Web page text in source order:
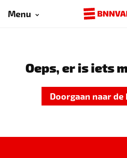
Menu
Oeps, er is iets
Doorgaan naar de